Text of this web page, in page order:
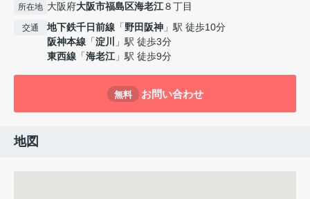
所在地 大阪府大阪市福島区海老江８丁目
交通 地下鉄千日前線 「野田阪神 」駅 徒歩10分
阪神本線 「淀川
」駅 徒歩3分
東西線 「海老江」駅 徒歩9分
無料 お問い合わせ
地図